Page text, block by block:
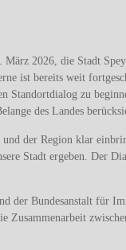
2026, die Stadt
ist bereits weit
Standortdialog zu
des Landes
und der Region klar
Stadt ergeben. Der
der Bundesanstalt für